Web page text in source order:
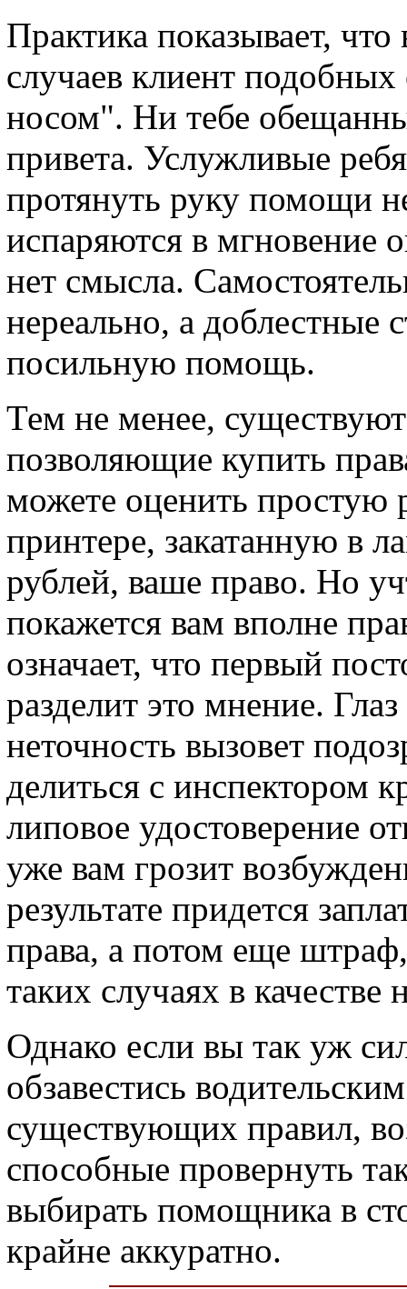
Практика показывает,
случаев клиент подобных
носом". Ни тебе
привета. Услужливые
протянуть руку помощи
испаряются в мгновение
нет смысла.
нереально, а доблестные
посильную помощь.
Тем не менее,
позволяющие купить
можете оценить простую
принтере, закатанную в
рублей, ваше право. Но
покажется вам вполне
означает, что первый
разделит это мнение.
неточность вызовет
делиться с инспектором
липовое удостоверение
уже вам грозит
результате придется
права, а потом еще
таких случаях в качестве
Однако если вы так уж
обзавестись
существующих правил,
способные провернуть
выбирать помощника в
крайне аккуратно.